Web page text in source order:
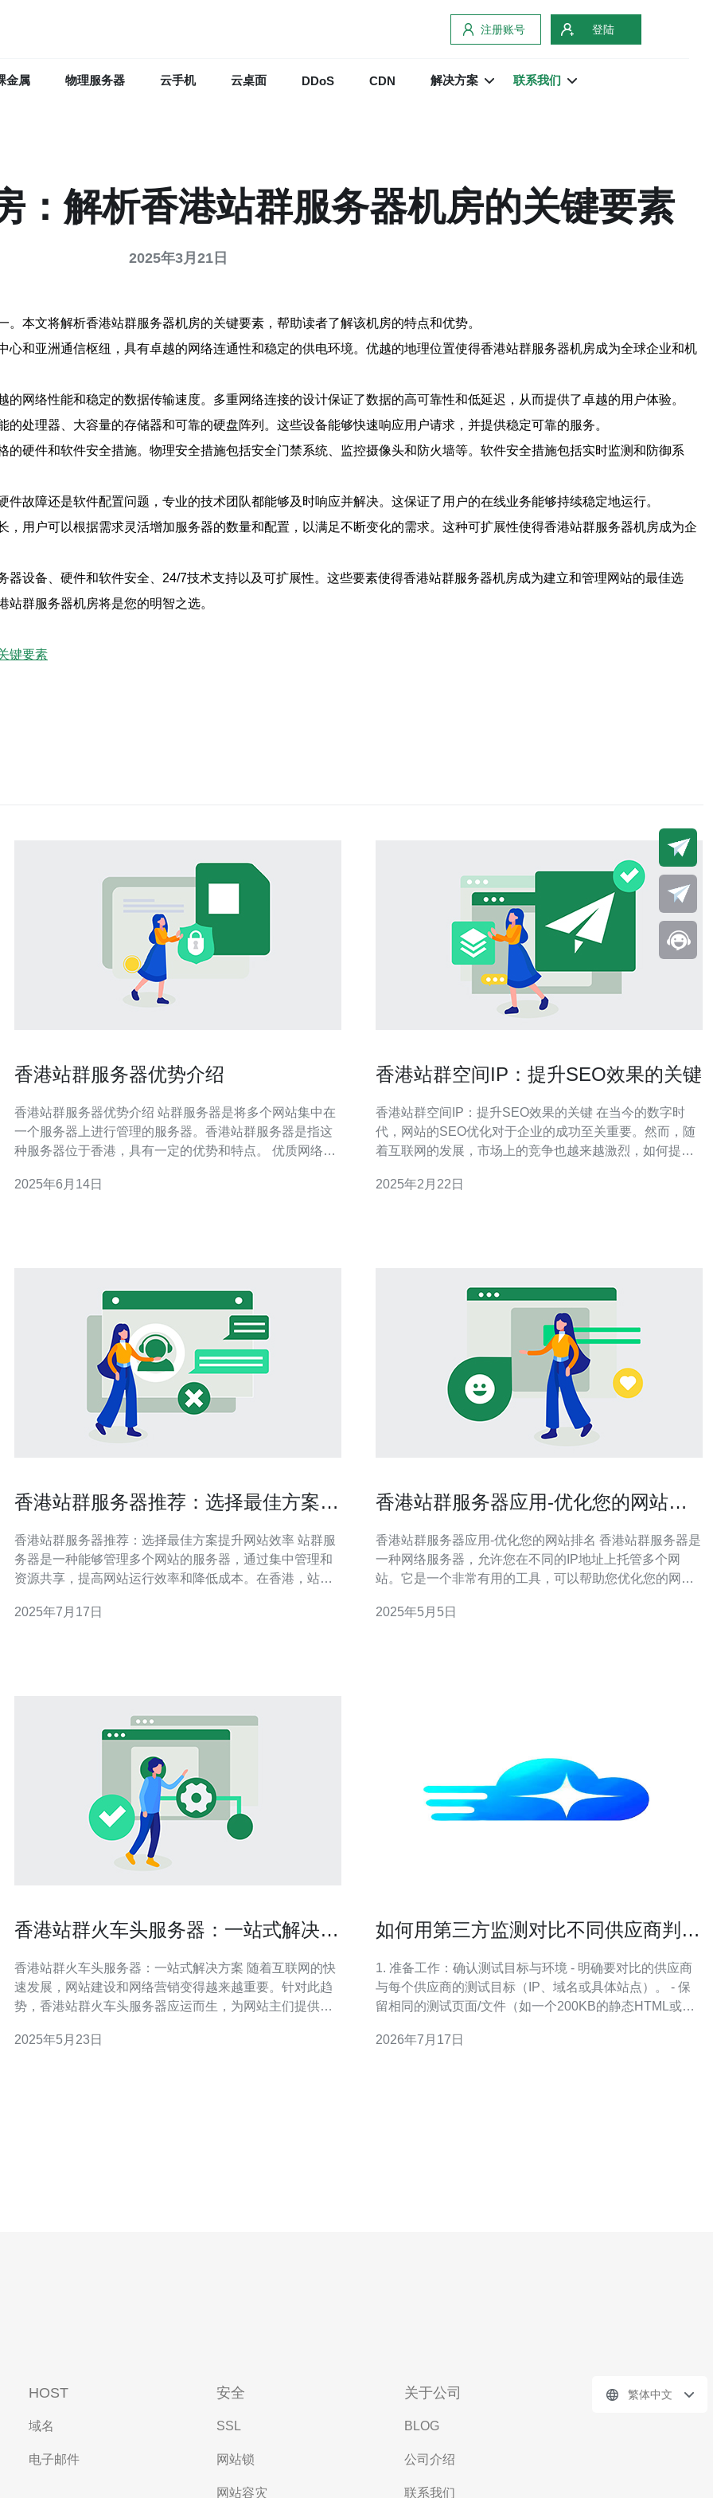
注册账号 登陆
金属 物理服务器 云手机 云桌面 DDoS CDN 解决方案 联系我们
：解析香港站群服务器机房的关键要素
2025年3月21日
本文将解析香港站群服务器机房的关键要素，帮助读者了解该机房的特点和优势。
和亚洲通信枢纽，具有卓越的网络连通性和稳定的供电环境。优越的地理位置使得香港站群服务器机房成为全球企业和机
网络性能和稳定的数据传输速度。多重网络连接的设计保证了数据的高可靠性和低延迟，从而提供了卓越的用户体验。
处理器、大容量的存储器和可靠的硬盘阵列。这些设备能够快速响应用户请求，并提供稳定可靠的服务。
硬件和软件安全措施。物理安全措施包括安全门禁系统、监控摄像头和防火墙等。软件安全措施包括实时监测和防御系
故障还是软件配置问题，专业的技术团队都能够及时响应并解决。这保证了用户的在线业务能够持续稳定地运行。
用户可以根据需求灵活增加服务器的数量和配置，以满足不断变化的需求。这种可扩展性使得香港站群服务器机房成为企
设备、硬件和软件安全、24/7技术支持以及可扩展性。这些要素使得香港站群服务器机房成为建立和管理网站的最佳选
群服务器机房将是您的明智之选。
键要素
香港站群服务器优势介绍
香港站群服务器优势介绍 站群服务器是将多个网站集中在
一个服务器上进行管理的服务器。香港站群服务器是指这
种服务器位于香港，具有一定的优势和特点。 优质网络环
和高速网络连接。使用香港站群服务器，可以获得更加稳
2025年6月14日
香港站群空间IP：提升SEO效果的关键
香港站群空间IP：提升SEO效果的关键 在当今的数字时
代，网站的SEO优化对于企业的成功至关重要。然而，随
着互联网的发展，市场上的竞争也越来越激烈，如何提升
港站群空间IP则成为了提升SEO效果的关键。 香港站群空
2025年2月22日
香港站群服务器推荐：选择最佳方案提
香港站群服务器推荐：选择最佳方案提升网站效率 站群服
务器是一种能够管理多个网站的服务器，通过集中管理和
资源共享，提高网站运行效率和降低成本。在香港，站群
有以下优势： 地理位置优越，连接中国大陆和东南亚地
2025年7月17日
香港站群服务器应用-优化您的网站排
香港站群服务器应用-优化您的网站排名 香港站群服务器是
一种网络服务器，允许您在不同的IP地址上托管多个网
站。它是一个非常有用的工具，可以帮助您优化您的网站
提高网站的可靠性和稳定性。由于站群服务器将您的网站
2025年5月5日
香港站群火车头服务器：一站式解决方
香港站群火车头服务器：一站式解决方案 随着互联网的快
速发展，网站建设和网络营销变得越来越重要。针对此趋
势，香港站群火车头服务器应运而生，为网站主们提供了
管理多个网站的服务器，通过集中管理，可以提高网站的
2025年5月23日
如何用第三方监测对比不同供应商判断
1. 准备工作：确认测试目标与环境 - 明确要对比的供应商
与每个供应商的测试目标（IP、域名或具体站点）。 - 保
留相同的测试页面/文件（如一个200KB的静态HTML或
（建议至少连续7天、每天不同时间段），并记录测试节点
2026年7月17日
HOST
域名
电子邮件
安全
SSL
网站锁
网站容灾
关于公司
BLOG
公司介绍
联系我们
繁体中文